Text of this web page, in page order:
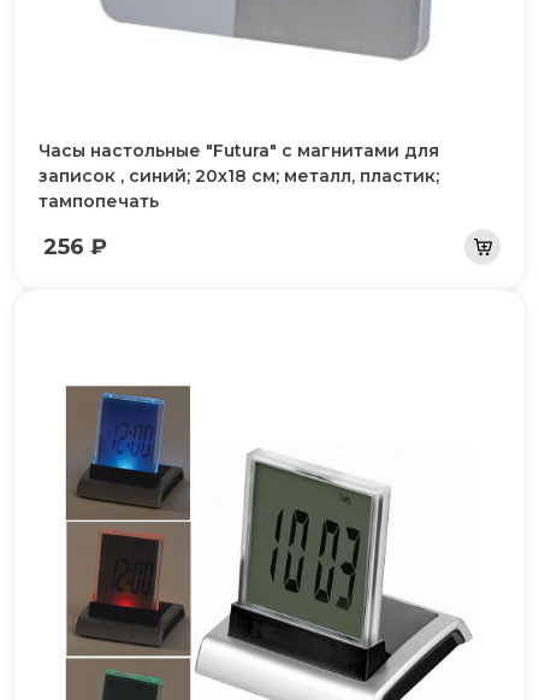
Часы настольные "Futura" с магнитами для
записок , синий; 20х18 см; металл, пластик;
тампопечать
256 ₽